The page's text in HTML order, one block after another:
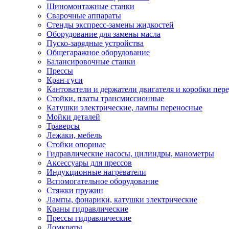
Шиномонтажные станки
Сварочные аппараты
Стенды экспресс-замены жидкостей
Оборудование для замены масла
Пуско-зарядные устройства
Общегаражное оборудование
Балансировочные станки
Прессы
Кран-гуси
Кантователи и держатели двигателя и коробки
Стойки, платы трансмиссионные
Катушки электрические, лампы переносные
Мойки деталей
Траверсы
Лежаки, мебель
Стойки опорные
Гидравлические насосы, цилиндры, манометры
Аксессуары для прессов
Индукционные нагреватели
Вспомогательное оборудование
Стяжки пружин
Лампы, фонарики, катушки электрические
Краны гидравлические
Прессы гидравлические
Домкраты